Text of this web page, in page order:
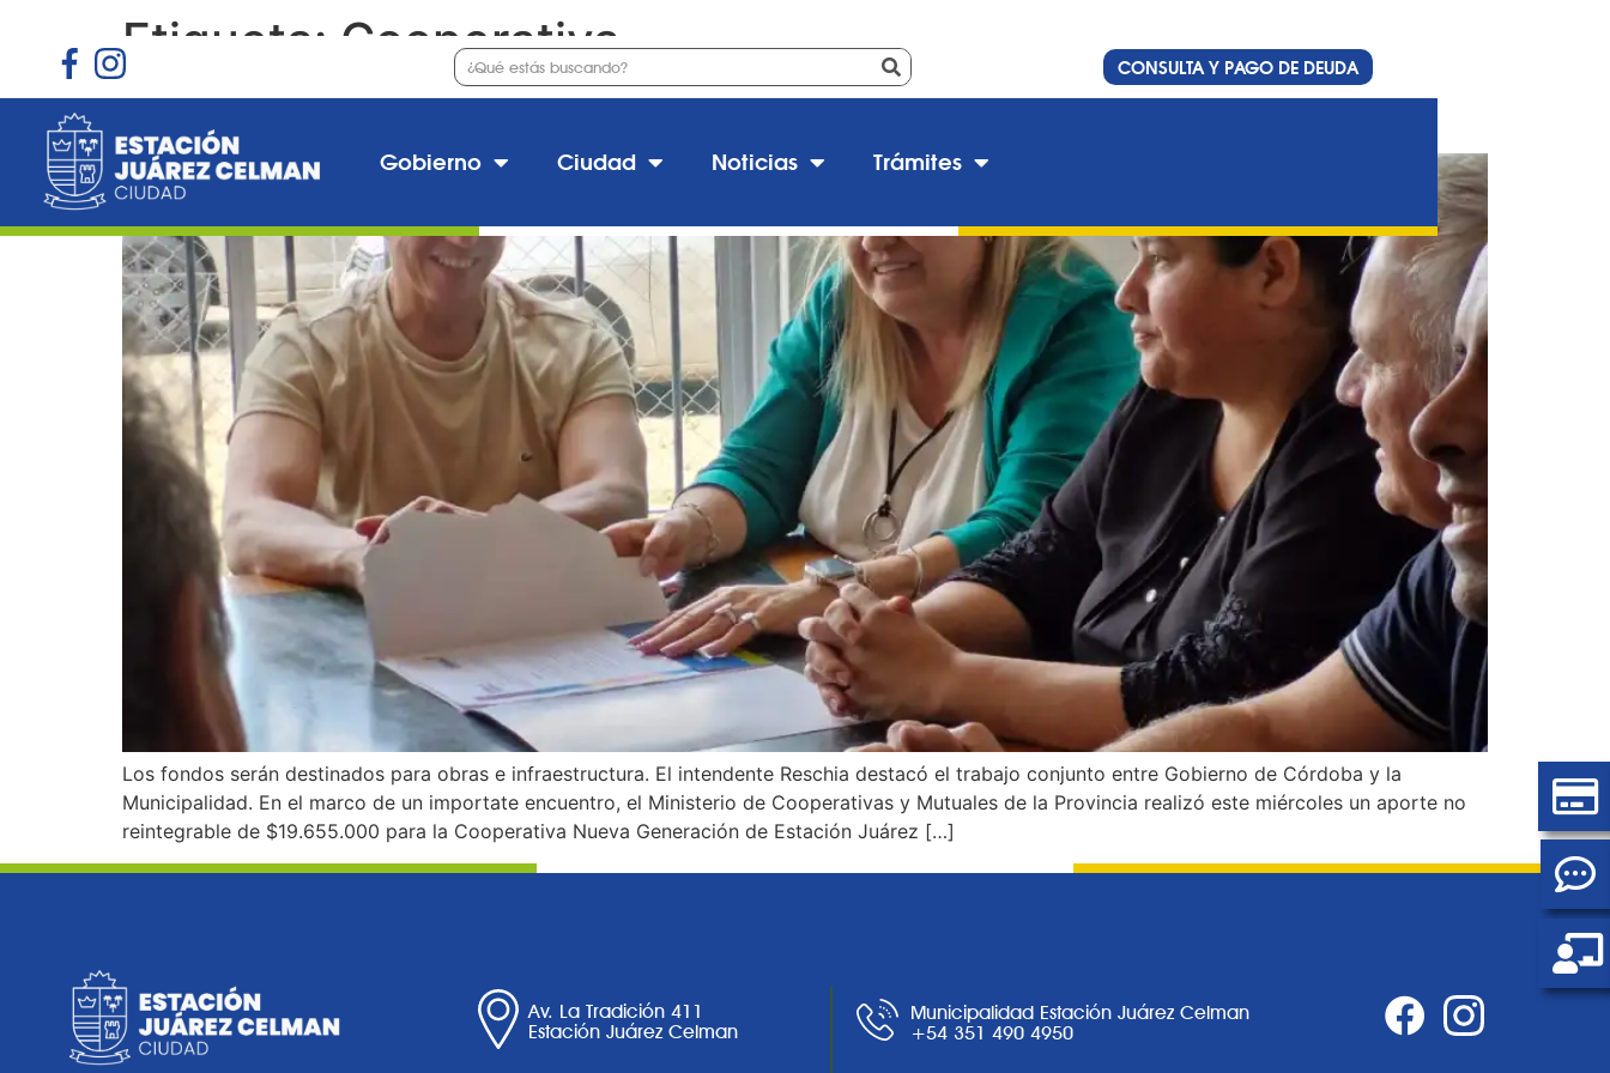
CONSULTA Y PAGO DE DEUDA
Gobierno Ciudad Noticias Trámites
Etiqueta: Cooperativa
Importante aporte de la Provincia para la Cooperativa Nueva Generación
Los fondos serán destinados para obras e infraestructura. El intendente Reschia destacó el trabajo conjunto entre Gobierno de Córdoba y la
Municipalidad. En el marco de un importate encuentro, el Ministerio de Cooperativas y Mutuales de la Provincia realizó este miércoles un aporte no
reintegrable de $19.655.000 para la Cooperativa Nueva Generación de Estación Juárez […]
Av. La Tradición 411
Estación Juárez Celman
Municipalidad Estación Juárez Celman
+54 351 490 4950